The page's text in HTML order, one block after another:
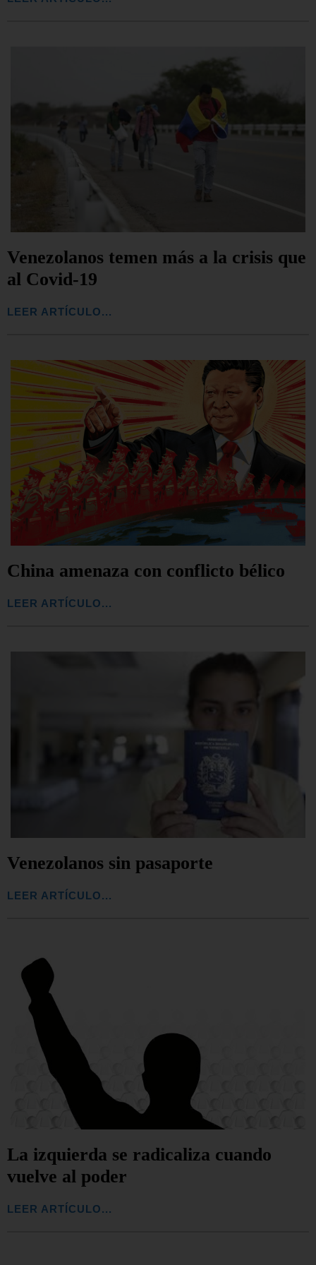
Venezolanos temen más a la crisis que
al Covid-19
LEER ARTÍCULO...
China amenaza con conflicto bélico
LEER ARTÍCULO...
Venezolanos sin pasaporte
LEER ARTÍCULO...
La izquierda se radicaliza cuando
vuelve al poder
LEER ARTÍCULO...